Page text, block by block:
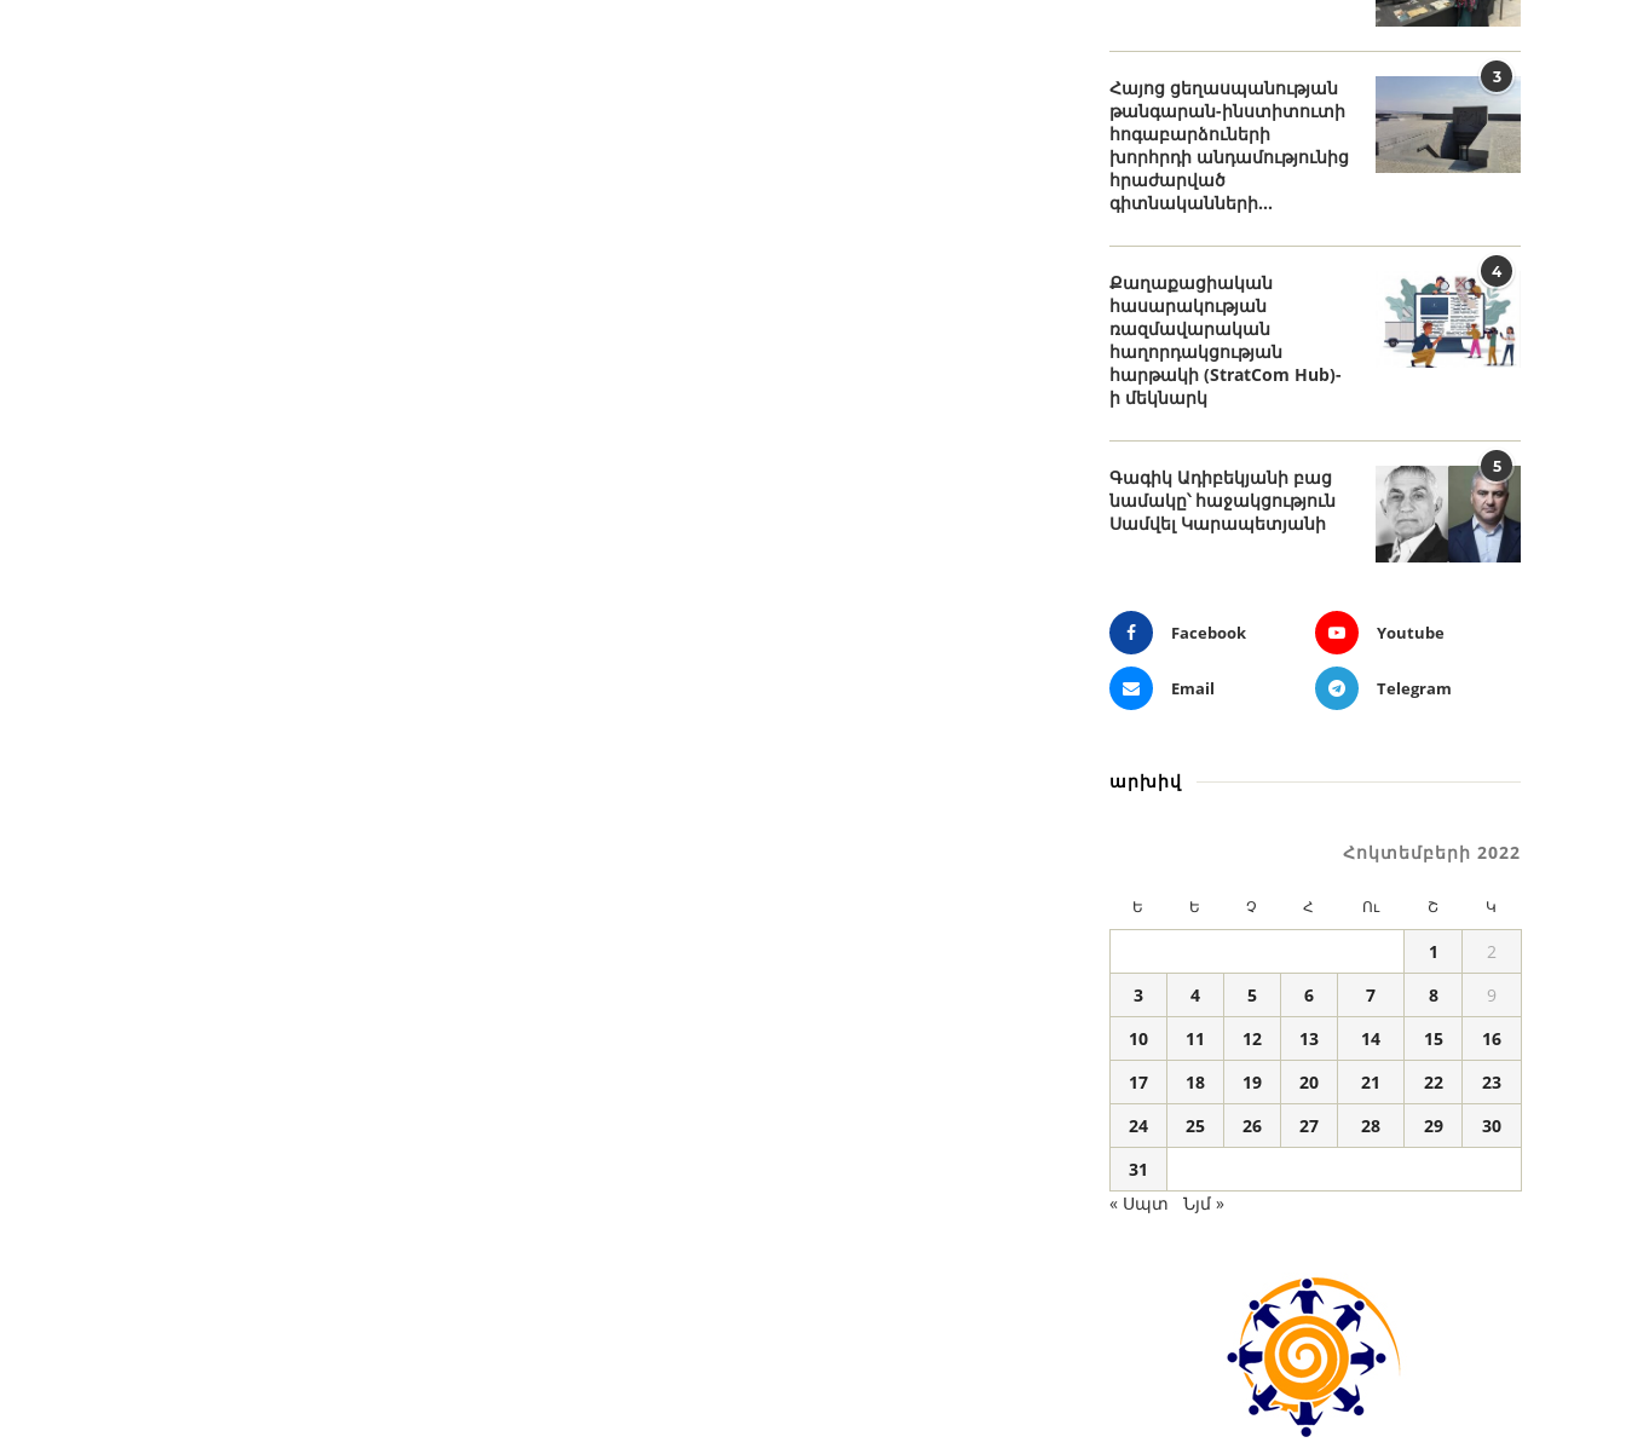
3
Հայոց ցեղասպանության
թանգարան-ինստիտուտի
հոգաբարձուների
խորհրդի անդամությունից
հրաժարված
գիտնականների...
4
Քաղաքացիական
հասարակության
ռազմավարական
հաղորդակցության
հարթակի (StratCom Hub)-
ի մեկնարկ
5
Գագիկ Ադիբեկյանի բաց
նամակը՝ հաջակցություն
Սամվել Կարապետյանի
Facebook Youtube
Email Telegram
արխիվ
Հոկտեմբերի 2022
Ե Ե Չ Հ Ու Շ Կ
1
2
3
4 5 6 7 8
9
10
11 12 13 14 15
16
17
18 19 20 21 22
23
24
25 26 27 28 29
30
31
« Սպտ
Նյմ »